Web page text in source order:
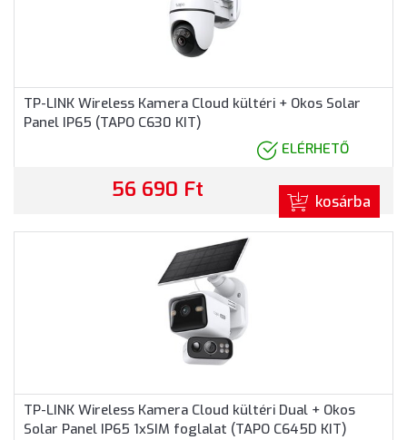
TP-LINK Wireless Kamera Cloud kültéri + Okos Solar
Panel IP65 (TAPO C630 KIT)
ELÉRHETŐ
56 690 Ft kosárba
TP-LINK Wireless Kamera Cloud kültéri Dual + Okos
Solar Panel IP65 1xSIM foglalat (TAPO C645D KIT)